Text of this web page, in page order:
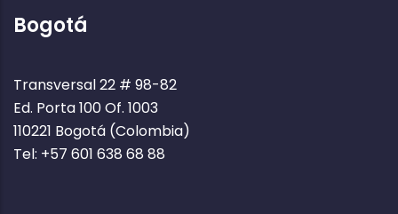
Bogotá
Transversal 22 # 98-82
Ed. Porta 100 Of. 1003
110221 Bogotá (Colombia)
Tel: +57 601 638 68 88